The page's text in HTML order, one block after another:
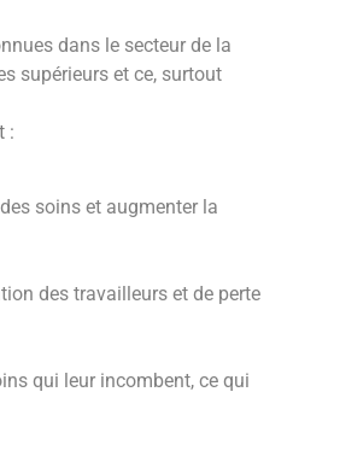
dans le secteur de la
supérieurs et ce, surtout
:
soins et augmenter la
des travailleurs et de perte
qui leur incombent, ce qui